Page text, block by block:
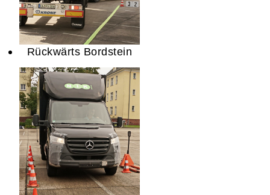
Rückwärts Bordstein